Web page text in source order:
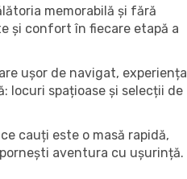
memorabilă și fără
și confort în fiecare etapă a
ușor de navigat, experiența
locuri spațioase și selecții de
cauți este o masă rapidă,
aventura cu ușurință.